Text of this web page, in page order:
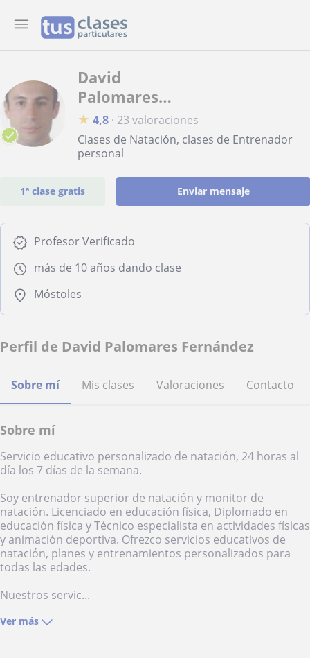
David
Palomares
Fernández
★ 4,8 · 23 valoraciones
Clases de Natación, clases de Entrenador
personal
1ª clase gratis Enviar mensaje
Profesor Verificado
más de 10 años dando clase
Móstoles
Perfil de David Palomares Fernández
Sobre mí Mis clases Valoraciones Contacto
Sobre mí
Servicio educativo personalizado de natación, 24 horas al
día los 7 días de la semana.
Soy entrenador superior de natación y monitor de
natación. Licenciado en educación física, Diplomado en
educación física y Técnico especialista en actividades físicas
y animación deportiva. Ofrezco servicios educativos de
natación, planes y entrenamientos personalizados para
todas las edades.
Nuestros servic...
Ver más